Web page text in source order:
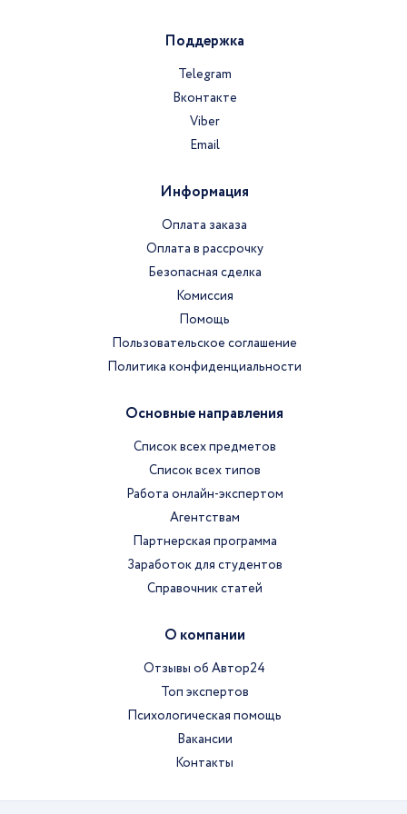
Поддержка
Telegram
Вконтакте
Viber
Email
Информация
Оплата заказа
Оплата в рассрочку
Безопасная сделка
Комиссия
Помощь
Пользовательское соглашение
Политика конфиденциальности
Основные направления
Список всех предметов
Список всех типов
Работа онлайн-экспертом
Агентствам
Партнерская программа
Заработок для студентов
Справочник статей
О компании
Отзывы об Автор24
Топ экспертов
Психологическая помощь
Вакансии
Контакты